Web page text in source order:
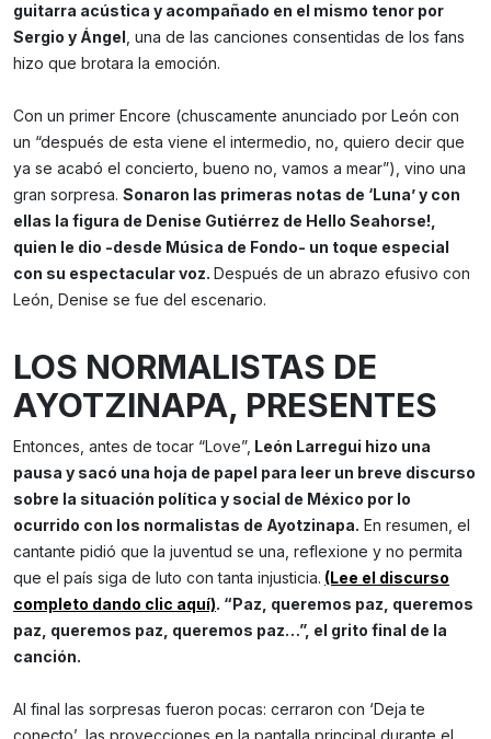
guitarra acústica y acompañado en el mismo tenor por
Sergio y Ángel , una de las canciones consentidas de los fans
hizo que brotara la emoción.
Con un primer Encore (chuscamente anunciado por León con
un “después de esta viene el intermedio, no, quiero decir que
ya se acabó el concierto, bueno no, vamos a mear”), vino una
gran sorpresa. Sonaron las primeras notas de ‘Luna’ y con
ellas la figura de Denise Gutiérrez de Hello Seahorse!,
quien le dio -desde Música de Fondo- un toque especial
con su espectacular voz. Después de un abrazo efusivo con
León, Denise se fue del escenario.
LOS NORMALISTAS DE
AYOTZINAPA, PRESENTES
Entonces, antes de tocar “Love”, León Larregui hizo una
pausa y sacó una hoja de papel para leer un breve discurso
sobre la situación política y social de México por lo
ocurrido con los normalistas de Ayotzinapa. En resumen, el
cantante pidió que la juventud se una, reflexione y no permita
que el país siga de luto con tanta injusticia. (Lee el discurso
completo dando clic aquí). “Paz, queremos paz, queremos
paz, queremos paz, queremos paz…”, el grito final de la
canción.
Al final las sorpresas fueron pocas: cerraron con ‘Deja te